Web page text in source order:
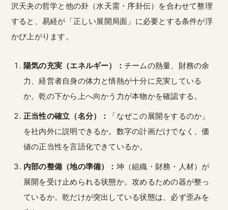
沢天夬の哲学と他の卦（水天需・序卦伝）を合わせて整理
すると、易経が「正しい展開局面」に必要とする条件が浮
かび上がります。
陽気の充実（エネルギー）： チームの熱量、財務の余
力、経営者自身の体力と情熱が十分に充実している
か。乾の下から上へ向かう力が本物かを確認する。
正当性の確立（名分）：
「なぜこの展開をするのか」
を社内外に説明できるか。数字の計画だけでなく、価
値の正当性を言語化できているか。
内部の整備（地の準備）： 坤（組織・財務・人材）が
展開を受け止められる状態か。攻めるための器が整っ
ているか。乾だけが突出している状態は、必ず歪みを